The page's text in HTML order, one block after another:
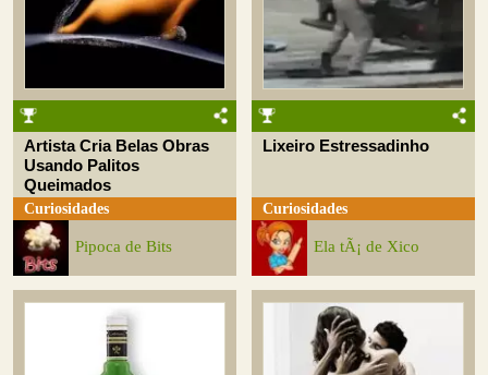
Artista Cria Belas Obras
Usando Palitos
Queimados
Curiosidades
Pipoca de Bits
Lixeiro Estressadinho
Curiosidades
Ela tÃ¡ de Xico